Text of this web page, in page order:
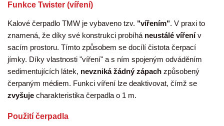
Funkce Twister (víření)
Kalové čerpadlo TMW je vybaveno tzv. "vířením". V praxi to
znamená, že díky své konstrukci probíhá neustálé vířenív
sacím prostoru. Tímto způsobem se docílí čistota čerpací
jímky. Díky vlastnosti "víření" a s ním spojeným odváděním
sedimentujících látek, nevzniká žádný zápach způsobený
čerpaným médiem. Funkci víření lze deaktivovat, čímž se
zvyšuje charakteristika čerpadla o 1 m.
Použití čerpadla